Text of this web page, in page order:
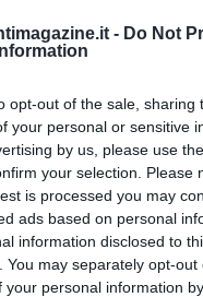
- Do Not
opt-out of the sale, sharing
your personal or sensitive
by us, please use
your selection. Please
is processed you may
ads based on personal
information disclosed to
You may separately opt-
your personal information
crediti viene rilasciata in
nazionale del lavoro e
attraverso il
lavoro.
per l’istituzione
sul lavoro ammontano